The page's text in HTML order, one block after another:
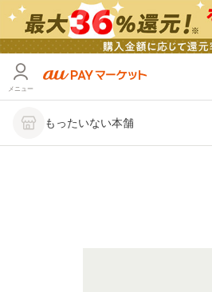
メニュー
もったいない本舗